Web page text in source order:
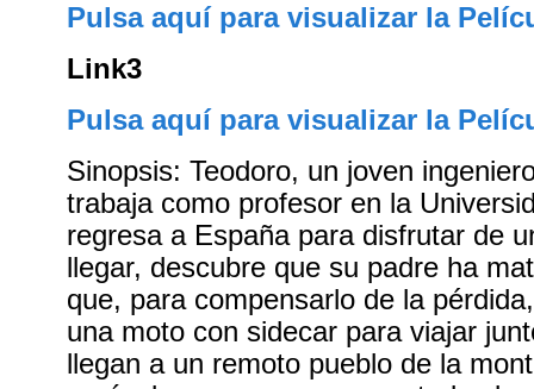
Pulsa aquí para visualizar la
Link3
Pulsa aquí para visualizar la
Sinopsis: Teodoro, un joven
trabaja como profesor en la
regresa a España para disfrutar de
llegar, descubre que su padre ha
que, para compensarlo de la
una moto con sidecar para viajar
llegan a un remoto pueblo de la